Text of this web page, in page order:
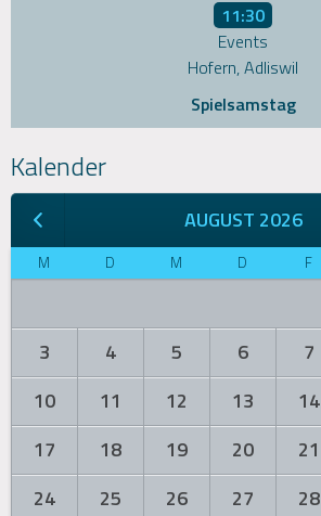
11:30
Events
Hofern, Adliswil
Spielsamstag
Kalender
AUGUST 2026
M D M D F
3
4 5 6 7
10
11 12 13 14
17
18 19 20 21
24
25 26 27 28